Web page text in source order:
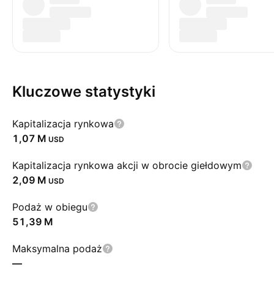
Kluczowe statystyki
Kapitalizacja rynkowa
‪1,07 M‬ USD
Kapitalizacja rynkowa akcji w obrocie giełdowym
‪2,09 M‬ USD
Podaż w obiegu
‪51,39 M‬
Maksymalna podaż
—